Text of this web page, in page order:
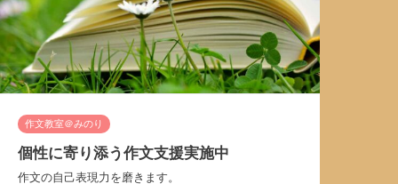
作文教室＠みのり
個性に寄り添う作文支援実施中
作文の自己表現力を磨きます。